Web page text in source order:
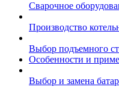
Сварочное
Производство
Выбор подъемного
Особенности и
Выбор и замена